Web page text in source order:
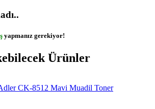
yapmanız gerekiyor!
Ürünler